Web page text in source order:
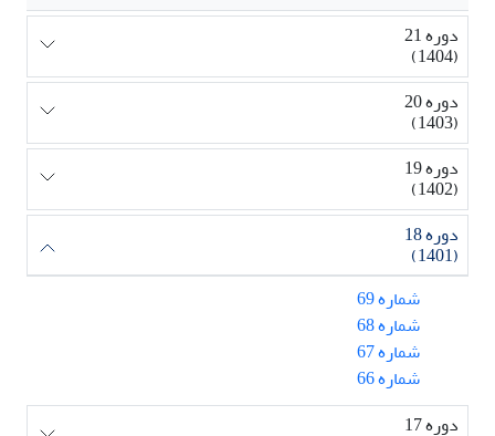
دوره 21
(1404)
دوره 20
(1403)
دوره 19
(1402)
دوره 18
(1401)
شماره 69
شماره 68
شماره 67
شماره 66
دوره 17